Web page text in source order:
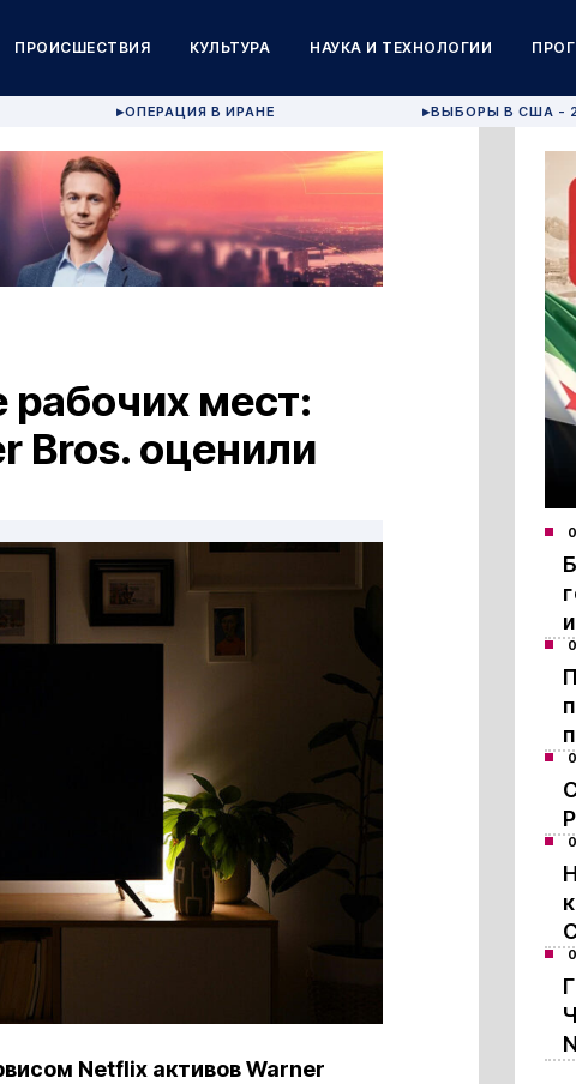
ПРОИСШЕСТВИЯ КУЛЬТУРА НАУКА И ТЕХНОЛОГИИ
▶ОПЕРАЦИЯ В ИРАНЕ ▶ВЫБОРЫ В США -
мест:
Bros. оценили
Netflix активов Warner